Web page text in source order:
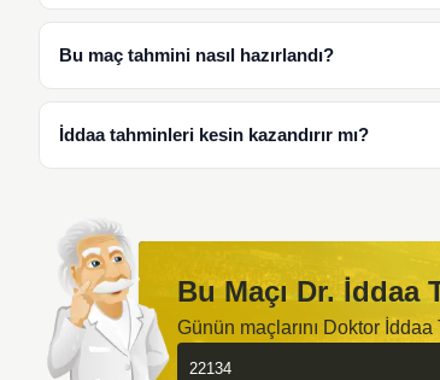
Bu maç tahmini nasıl hazırlandı?
İddaa tahminleri kesin kazandırır mı?
Bu Maçı Dr. İddaa
Günün maçlarını Doktor